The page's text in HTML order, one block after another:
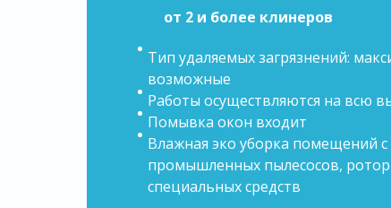
от 2 и более клинеров
Тип удаляемых загрязнений:
возможные
Работы осуществляются на всю
Помывка окон входит
Влажная эко уборка помещений
промышленных пылесосов,
специальных средств